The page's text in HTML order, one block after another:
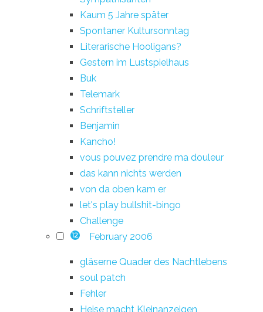
Kaum 5 Jahre später
Spontaner Kultursonntag
Literarische Hooligans?
Gestern im Lustspielhaus
Buk
Telemark
Schriftsteller
Benjamin
Kancho!
vous pouvez prendre ma douleur
das kann nichts werden
von da oben kam er
let's play bullshit-bingo
Challenge
12 February 2006
gläserne Quader des Nachtlebens
soul patch
Fehler
Heise macht Kleinanzeigen